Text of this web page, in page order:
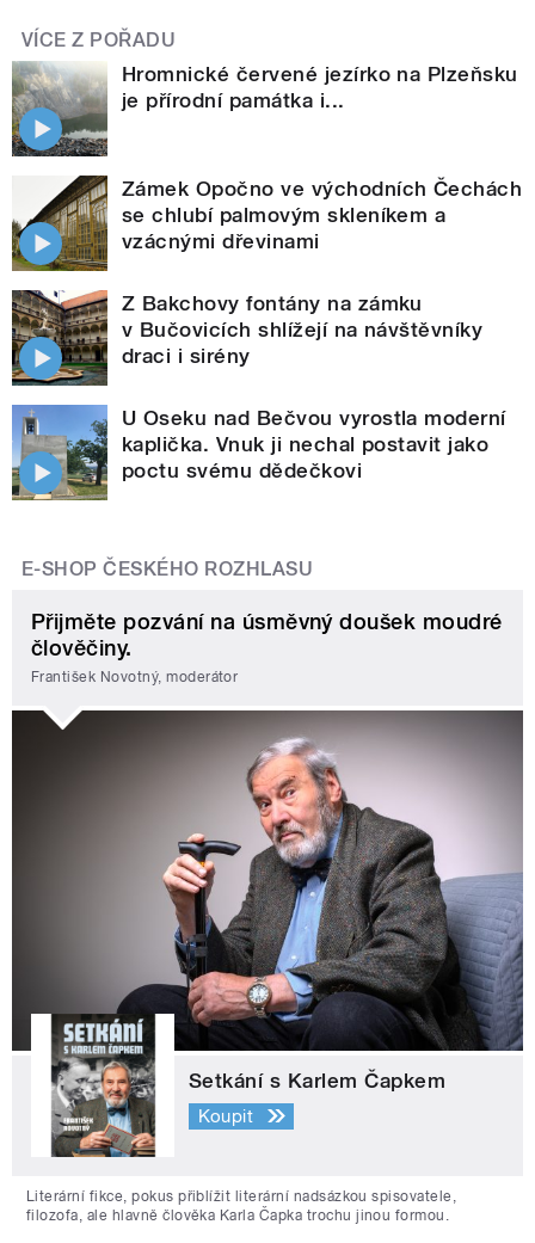
VÍCE Z POŘADU
Hromnické červené jezírko na Plzeňsku
je přírodní památka i...
Zámek Opočno ve východních Čechách
se chlubí palmovým skleníkem a
vzácnými dřevinami
Z Bakchovy fontány na zámku
v Bučovicích shlížejí na návštěvníky
draci i sirény
U Oseku nad Bečvou vyrostla moderní
kaplička. Vnuk ji nechal postavit jako
poctu svému dědečkovi
E-SHOP ČESKÉHO ROZHLASU
Přijměte pozvání na úsměvný doušek moudré
člověčiny.
František Novotný, moderátor
Setkání s Karlem Čapkem
Koupit
Literární fikce, pokus přiblížit literární nadsázkou spisovatele,
filozofa, ale hlavně člověka Karla Čapka trochu jinou formou.